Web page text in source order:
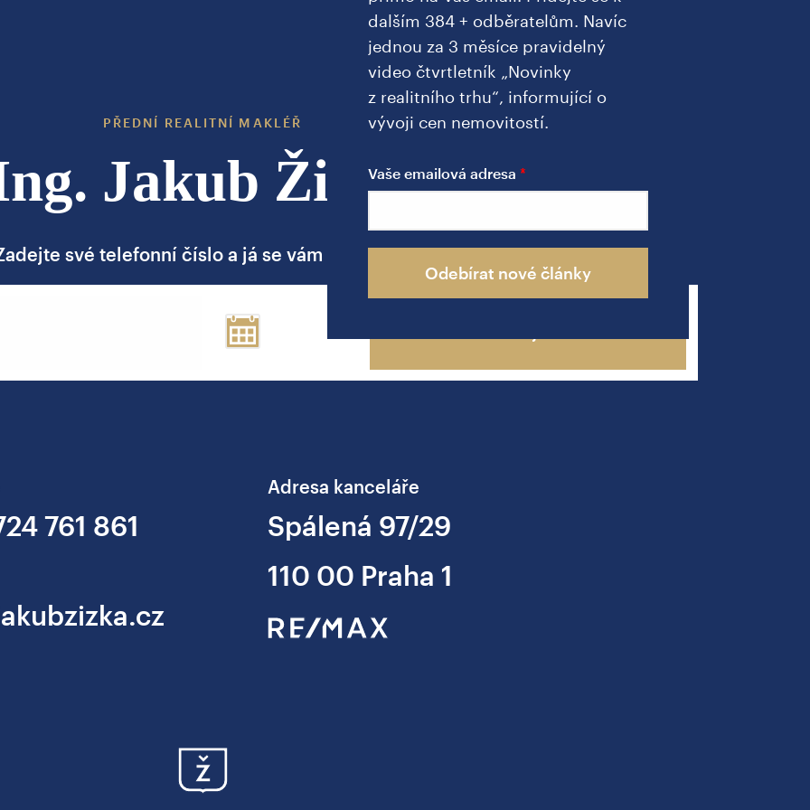
dalším 384 + odběratelům. Navíc
jednou za 3 měsíce pravidelný
video čtvrtletník „Novinky
z realitního trhu“, informující o
vývoji cen nemovitostí.
Vaše emailová adresa
Odebírat nové články
PŘEDNÍ REALITNÍ MAKLÉŘ
Jakub Žižka
své telefonní číslo a já se vám brzy ozvu
761 861
Adresa kanceláře
Spálená 97/29
110 00 Praha 1